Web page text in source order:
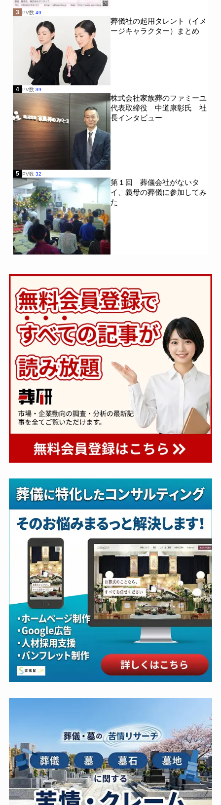
3 PV数 49
葬儀社の起用タレント（イメ
ージキャラクター）まとめ
4 PV数 39
株式会社家族葬のファミーユ
代表取締役 中道康彰氏 社
長インタビュー
5 PV数 32
第１回 葬儀会社がないタ
イ、義母の葬儀に参加してみ
た